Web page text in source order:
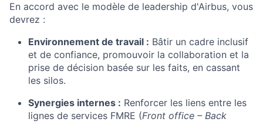
En accord avec le modèle de leadership d'Airbus, vous
devrez :
Environnement de travail : Bâtir un cadre inclusif
et de confiance, promouvoir la collaboration et la
prise de décision basée sur les faits, en cassant
les silos.
Synergies internes : Renforcer les liens entre les
lignes de services FMRE (Front office – Back